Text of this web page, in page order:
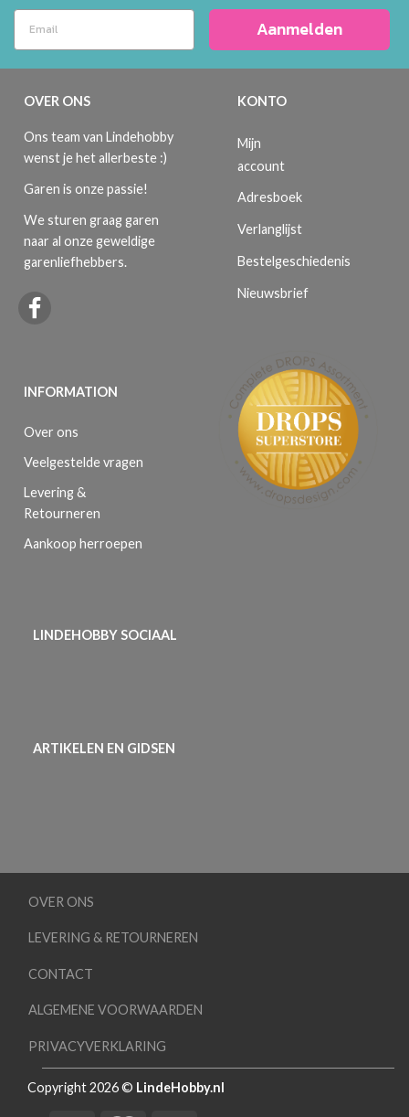
Aanmelden
OVER ONS
Ons team van Lindehobby
wenst je het allerbeste :)
Garen is onze passie!
We sturen graag garen
naar al onze geweldige
garenliefhebbers.
INFORMATION
Over ons
Veelgestelde vragen
Levering &
Retourneren
Aankoop herroepen
KONTO
Mijn
account
Adresboek
Verlanglijst
Bestelgeschiedenis
Nieuwsbrief
LINDEHOBBY SOCIAAL
ARTIKELEN EN GIDSEN
OVER ONS
LEVERING & RETOURNEREN
CONTACT
ALGEMENE VOORWAARDEN
PRIVACYVERKLARING
Copyright 2026 © LindeHobby.nl